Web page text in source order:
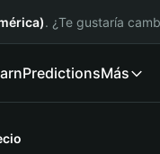
. ¿Te gustaría
PredictionsMás